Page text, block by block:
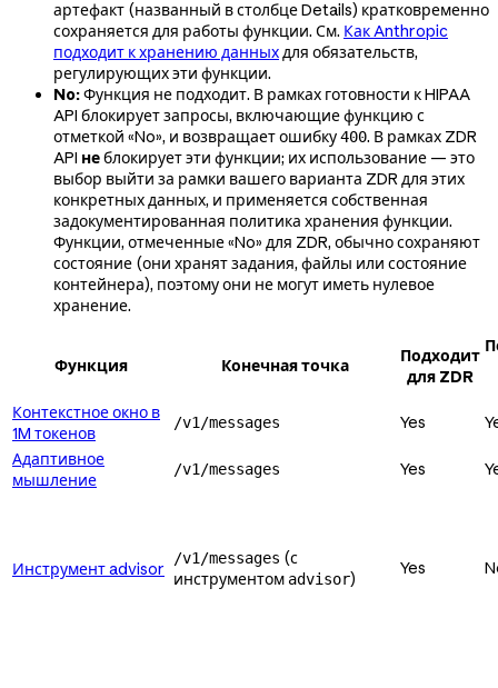
артефакт (названный в столбце Details) кратковременно
сохраняется для работы функции. См. Как Anthropic
подходит к хранению данныхдля обязательств,
регулирующих эти функции.
No:Функция не подходит. В рамках готовности к HIPAA
API блокирует запросы, включающие функцию с
отметкой «No», и возвращает ошибку400. В рамках ZDR
API неблокирует эти функции; их использование — это
выбор выйти за рамки вашего варианта ZDR для этих
конкретных данных, и применяется собственная
задокументированная политика хранения функции.
Функции, отмеченные «No» для ZDR, обычно сохраняют
состояние (они хранят задания, файлы или состояние
контейнера), поэтому они не могут иметь нулевое
хранение.
Функция Конечная точка
Подходит
для ZDR
Контекстное окно в
1M токенов
/v1/messages Yes
Адаптивное
мышление
/v1/messages Yes
Инструмент advisor
/v1/messages (с
инструментом advisor)
Yes